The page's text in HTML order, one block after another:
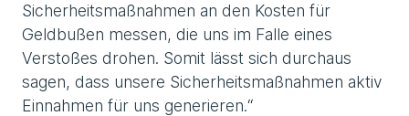
Sicherheitsmaßnahmen an den Kosten für
Geldbußen messen, die uns im Falle eines
Verstoßes drohen. Somit lässt sich durchaus
sagen, dass unsere Sicherheitsmaßnahmen aktiv
Einnahmen für uns generieren.“